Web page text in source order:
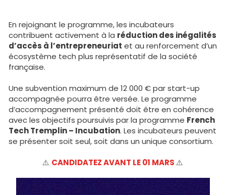
En rejoignant le programme, les incubateurs
contribuent activement à la réduction des inégalités
d’accès à l’entrepreneuriat et au renforcement d’un
écosystème tech plus représentatif de la société
française.
Une subvention maximum de 12 000 € par start-up
accompagnée pourra être versée. Le programme
d’accompagnement présenté doit être en cohérence
avec les objectifs poursuivis par la programme French
Tech Tremplin – Incubation. Les incubateurs peuvent
se présenter soit seul, soit dans un unique consortium.
⚠️ CANDIDATEZ AVANT LE 01 MARS ⚠️